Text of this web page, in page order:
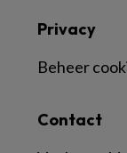
Contact
Privacy
Beheer